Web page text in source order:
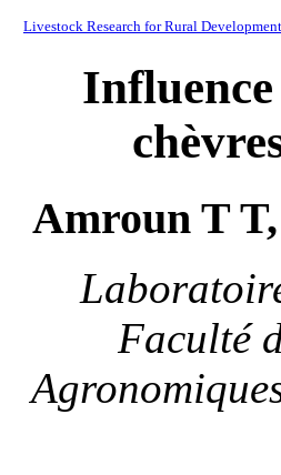
Livestock Research for Rural
Amroun T
Faculté